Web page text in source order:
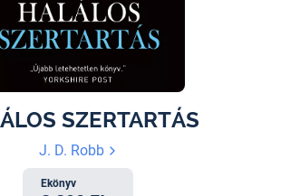
SZERTARTÁS
J. D. Robb
Ekönyv